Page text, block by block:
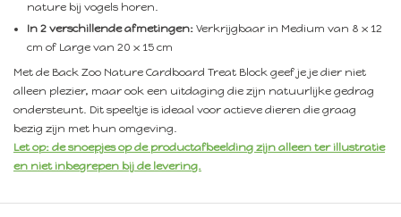
nature bij vogels horen.
In 2 verschillende afmetingen: Verkrijgbaar in Medium van 8 x 12
cm of Large van 20 x 15 cm
Met de Back Zoo Nature Cardboard Treat Block geef je je dier niet
alleen plezier, maar ook een uitdaging die zijn natuurlijke gedrag
ondersteunt. Dit speeltje is ideaal voor actieve dieren die graag
bezig zijn met hun omgeving.
Let op: de snoepjes op de productafbeelding zijn alleen ter illustratie
en niet inbegrepen bij de levering.